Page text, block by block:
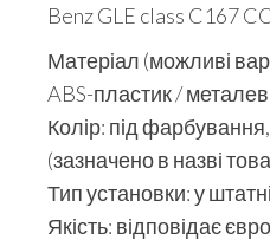
Benz GLE class C167
Матеріал (можливі
ABS-пластик /
Колір: під
(зазначено в назві
Тип установки: у
Якість: відповідає